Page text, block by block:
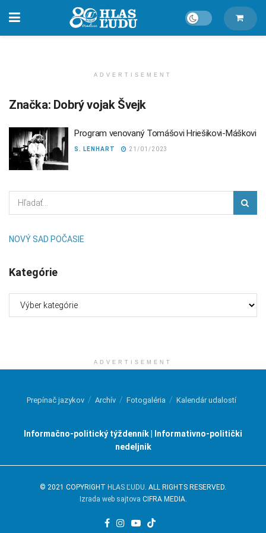
ADVERTISEMENT
Značka: Dobrý vojak Švejk
Program venovaný Tomášovi Hriešikovi-Máškovi
S. LENHART 21/01/2023
NOVÝ SAD POČASIE
Kategórie
ADVERTISEMENT
Prepínač jazykov Archív Fotogaléria Kalendár udalostí
Informačno-politický týždenník | Informativno-politički
nedeljnik
© 2021 COPYRIGHT HLAS ĽUDU . ALL RIGHTS RESERVED.
Izrada web sajtova CIFRA MEDIA.